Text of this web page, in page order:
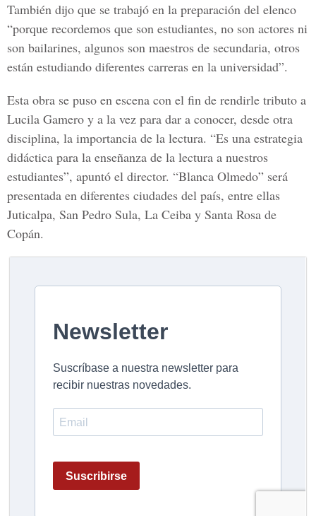
También dijo que se trabajó en la preparación del elenco
“porque recordemos que son estudiantes, no son actores ni
son bailarines, algunos son maestros de secundaria, otros
están estudiando diferentes carreras en la universidad”.
Esta obra se puso en escena con el fin de rendirle tributo a
Lucila Gamero y a la vez para dar a conocer, desde otra
disciplina, la importancia de la lectura. “Es una estrategia
didáctica para la enseñanza de la lectura a nuestros
estudiantes”, apuntó el director. “Blanca Olmedo” será
presentada en diferentes ciudades del país, entre ellas
Juticalpa, San Pedro Sula, La Ceiba y Santa Rosa de
Copán.